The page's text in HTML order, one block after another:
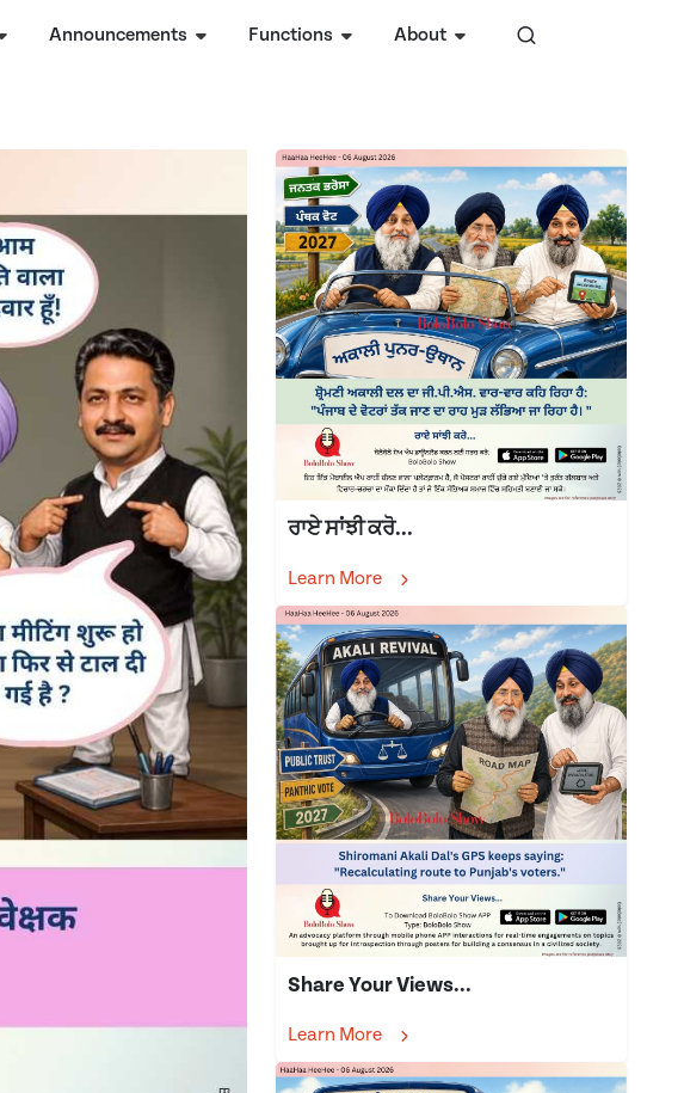
Announcements Functions About
ਰਾਏ ਸਾਂਝੀ ਕਰੋ...
Learn More
Share Your Views...
Learn More